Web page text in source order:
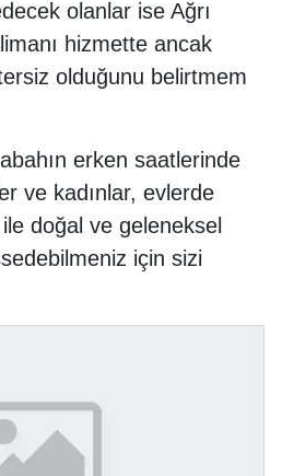
olanlar ise Ağrı
hizmette ancak
olduğunu belirtmem
erken saatlerinde
ve kadınlar, evlerde
doğal ve geleneksel
için sizi